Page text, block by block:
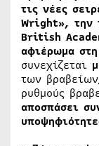
τις νέες
Wright», την
British
αφιέρωμα
συνεχίζεται
των
ρυθμούς
αποσπάσει